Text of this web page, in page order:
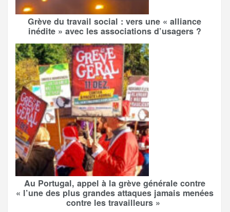
Grève du travail social : vers une « alliance
inédite » avec les associations d’usagers ?
Au Portugal, appel à la grève générale contre
« l’une des plus grandes attaques jamais menées
contre les travailleurs »